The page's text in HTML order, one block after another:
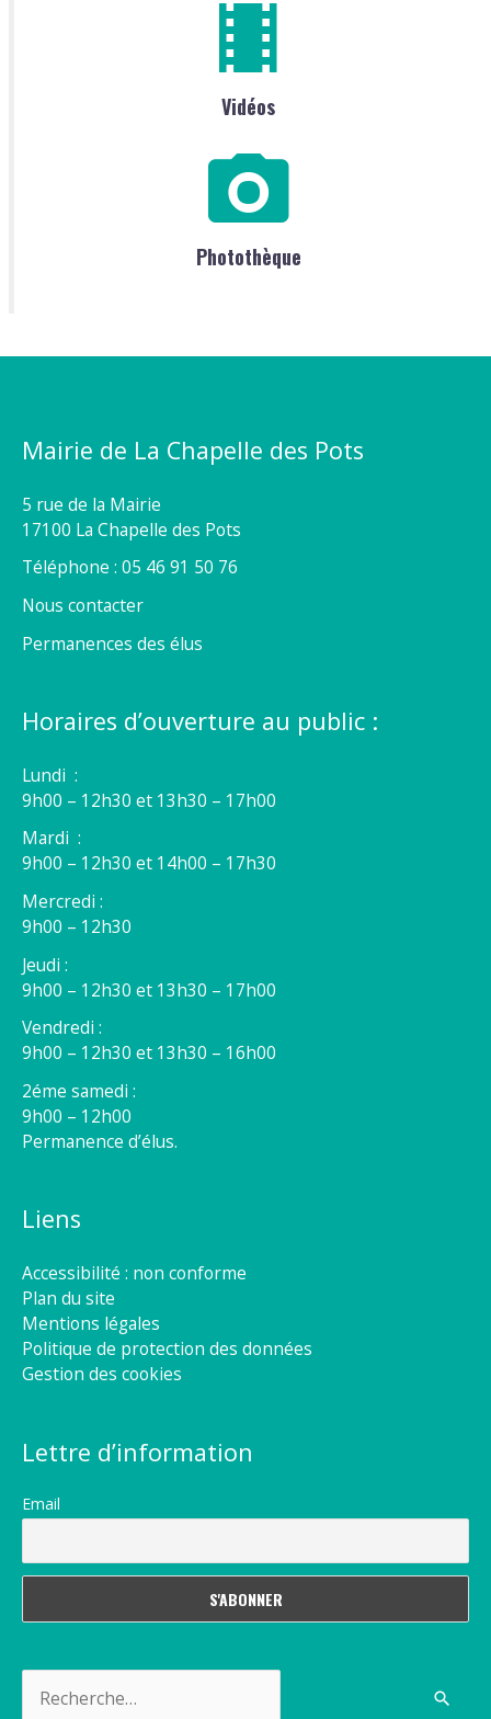
Vidéos
Photothèque
Mairie de La Chapelle des Pots
5 rue de la Mairie
17100 La Chapelle des Pots
Téléphone : 05 46 91 50 76
Nous contacter
Permanences des élus
Horaires d’ouverture au public :
Lundi :
9h00 – 12h30 et 13h30 – 17h00
Mardi :
9h00 – 12h30 et 14h00 – 17h30
Mercredi :
9h00 – 12h30
Jeudi :
9h00 – 12h30 et 13h30 – 17h00
Vendredi :
9h00 – 12h30 et 13h30 – 16h00
2éme samedi :
9h00 – 12h00
Permanence d’élus.
Liens
Accessibilité : non conforme
Plan du site
Mentions légales
Politique de protection des données
Gestion des cookies
Lettre d’information
Email